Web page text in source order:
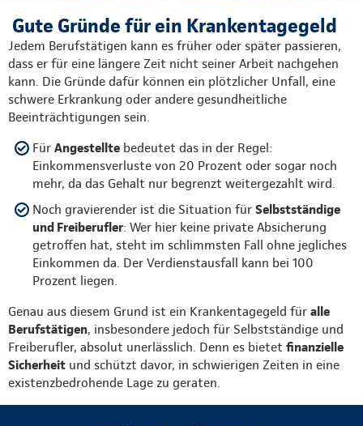
Gute Gründe für ein Krankentagegeld
Jedem Berufstätigen kann es früher oder später passieren,
dass er für eine längere Zeit nicht seiner Arbeit nachgehen
kann. Die Gründe dafür können ein plötzlicher Unfall, eine
schwere Erkrankung oder andere gesundheitliche
Beeinträchtigungen sein.
Für Angestellte bedeutet das in der Regel:
Einkommensverluste von 20 Prozent oder sogar noch
mehr, da das Gehalt nur begrenzt weitergezahlt wird.
Noch gravierender ist die Situation für Selbstständige
und Freiberufler: Wer hier keine private Absicherung
getroffen hat, steht im schlimmsten Fall ohne jegliches
Einkommen da. Der Verdienstausfall kann bei 100
Prozent liegen.
Genau aus diesem Grund ist ein Krankentagegeld für alle
Berufstätigen, insbesondere jedoch für Selbstständige und
Freiberufler, absolut unerlässlich. Denn es bietet finanzielle
Sicherheit und schützt davor, in schwierigen Zeiten in eine
existenzbedrohende Lage zu geraten.